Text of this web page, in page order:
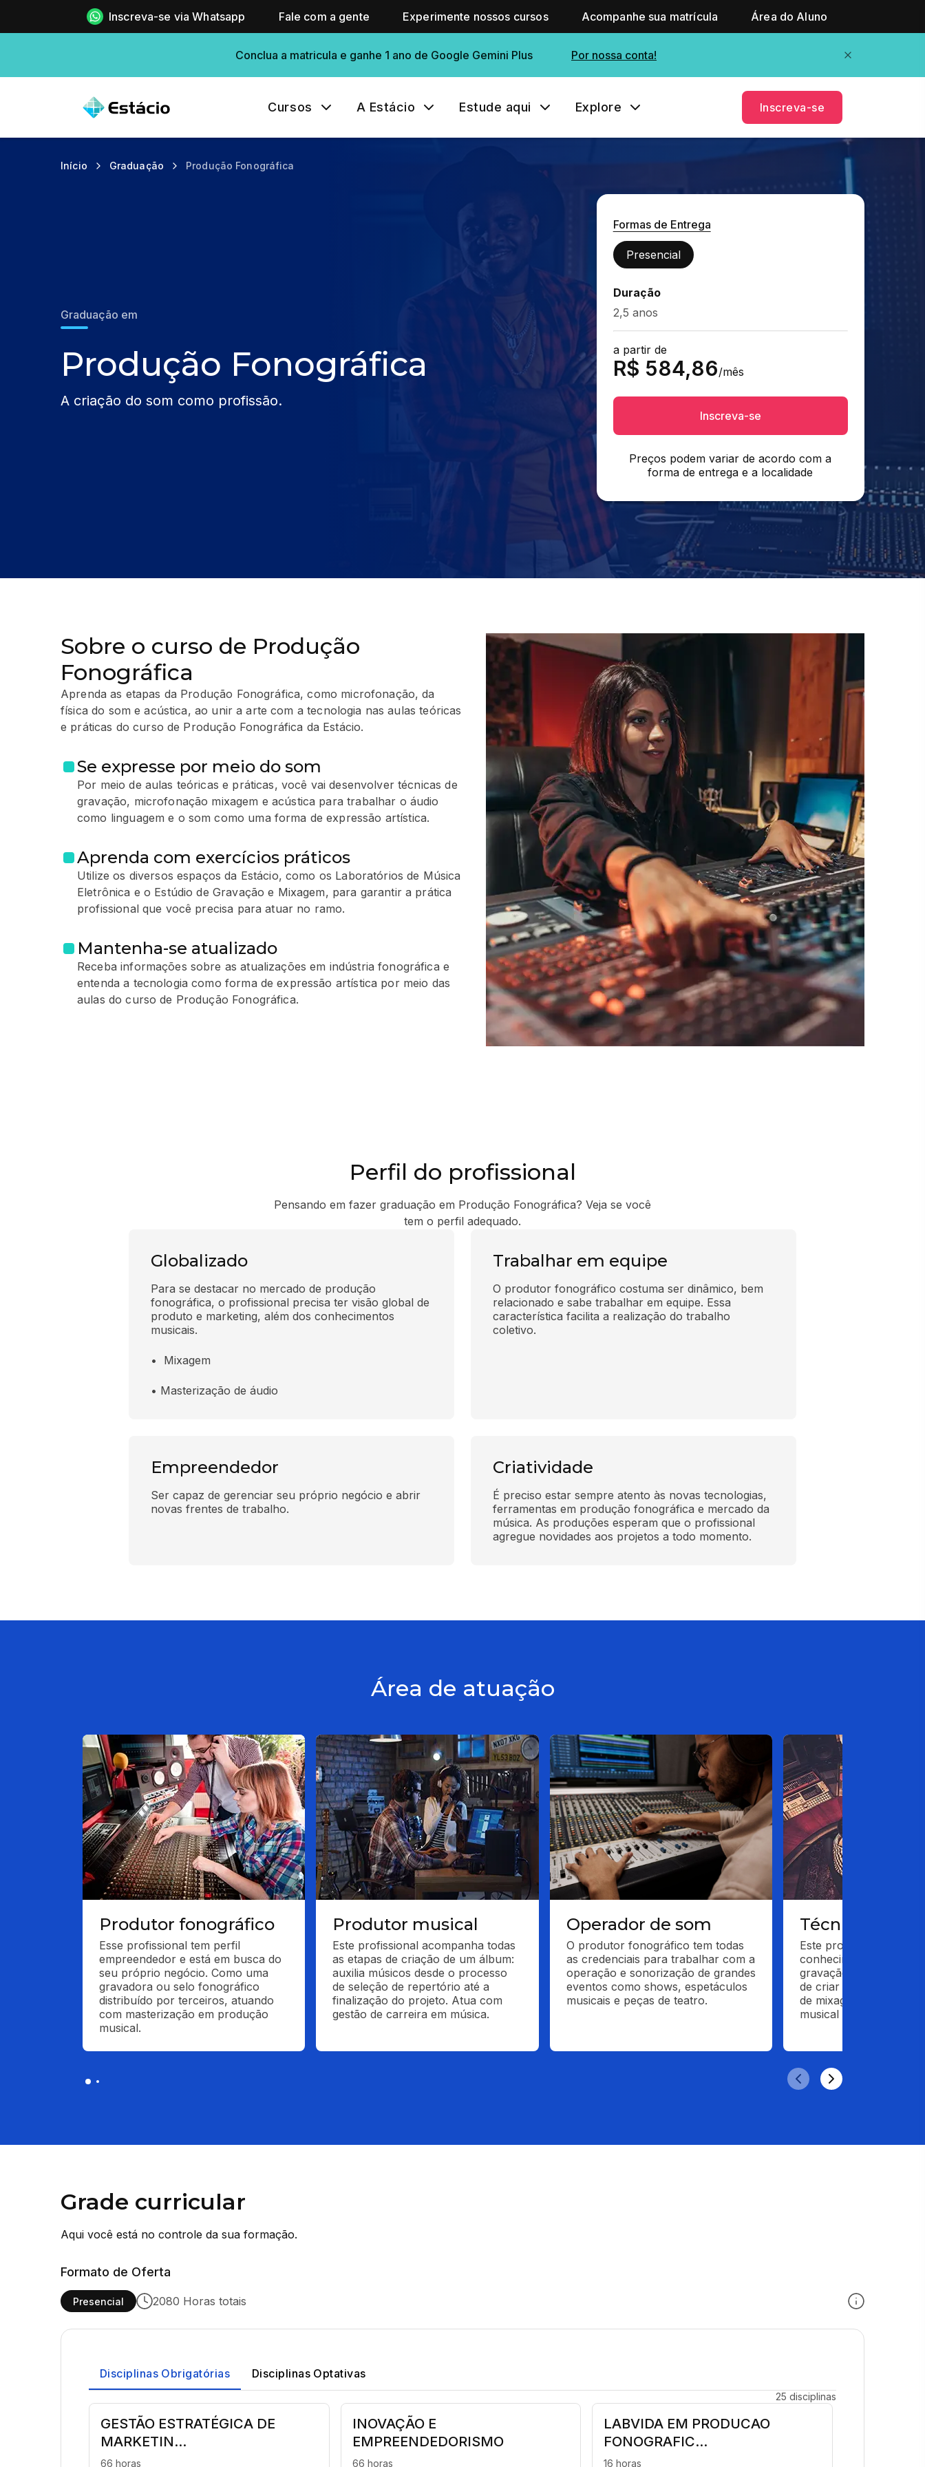
Inscreva-se via Whatsapp Fale com a gente Experimente nossos cursos Acompanhe sua matrícula Área do Aluno
Conclua a matricula e ganhe 1 ano de Google Gemini Plus Por nossa conta!
Cursos A Estácio Estude aqui Explore Inscreva-se
Início Graduação Produção Fonográfica
Graduação em
Produção Fonográfica
A criação do som como profissão.
Formas de Entrega
Presencial
Duração
2,5 anos
a partir de
R$ 584,86/mês
Inscreva-se
Preços podem variar de acordo com a
forma de entrega e a localidade
Sobre o curso de Produção
Fonográfica
Aprenda as etapas da Produção Fonográfica, como microfonação, da
física do som e acústica, ao unir a arte com a tecnologia nas aulas teóricas
e práticas do curso de Produção Fonográfica da Estácio.
Se expresse por meio do som
Por meio de aulas teóricas e práticas, você vai desenvolver técnicas de
gravação, microfonação mixagem e acústica para trabalhar o áudio
como linguagem e o som como uma forma de expressão artística.
Aprenda com exercícios práticos
Utilize os diversos espaços da Estácio, como os Laboratórios de Música
Eletrônica e o Estúdio de Gravação e Mixagem, para garantir a prática
profissional que você precisa para atuar no ramo.
Mantenha-se atualizado
Receba informações sobre as atualizações em indústria fonográfica e
entenda a tecnologia como forma de expressão artística por meio das
aulas do curso de Produção Fonográfica.
Perfil do profissional
Pensando em fazer graduação em Produção Fonográfica? Veja se você
tem o perfil adequado.
Globalizado
Para se destacar no mercado de produção
fonográfica, o profissional precisa ter visão global de
produto e marketing, além dos conhecimentos
musicais.
•  Mixagem
• Masterização de áudio
Trabalhar em equipe
O produtor fonográfico costuma ser dinâmico, bem
relacionado e sabe trabalhar em equipe. Essa
característica facilita a realização do trabalho
coletivo.
Empreendedor
Ser capaz de gerenciar seu próprio negócio e abrir
novas frentes de trabalho.
Criatividade
É preciso estar sempre atento às novas tecnologias,
ferramentas em produção fonográfica e mercado da
música. As produções esperam que o profissional
agregue novidades aos projetos a todo momento.
Área de atuação
Produtor fonográfico
Esse profissional tem perfil
empreendedor e está em busca do
seu próprio negócio. Como uma
gravadora ou selo fonográfico
distribuído por terceiros, atuando
com masterização em produção
musical.
Produtor musical
Este profissional acompanha todas
as etapas de criação de um álbum:
auxilia músicos desde o processo
de seleção de repertório até a
finalização do projeto. Atua com
gestão de carreira em música.
Operador de som
O produtor fonográfico tem todas
as credenciais para trabalhar com a
operação e sonorização de grandes
eventos como shows, espetáculos
musicais e peças de teatro.
Técnico de
Este profissional alia
conhecimento para
gravação de músicas
de criar efeitos
de mixagem de áudio,
musical e edição de
Grade curricular
Aqui você está no controle da sua formação.
Formato de Oferta
Presencial 2080 Horas totais
Disciplinas Obrigatórias Disciplinas Optativas
25 disciplinas
GESTÃO ESTRATÉGICA DE
MARKETIN...
66 horas
INOVAÇÃO E
EMPREENDEDORISMO
66 horas
LABVIDA EM PRODUCAO
FONOGRAFIC...
16 horas